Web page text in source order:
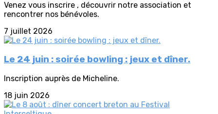
Venez vous inscrire , découvrir notre association et
rencontrer nos bénévoles.
7 juillet 2026
Le 24 juin : soirée bowling : jeux et dîner.
Inscription auprès de Micheline.
18 juin 2026